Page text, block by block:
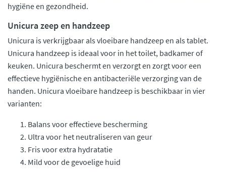
hygiëne en gezondheid.
Unicura zeep en handzeep
Unicura is verkrijgbaar als vloeibare handzeep en als tablet.
Unicura handzeep is ideaal voor in het toilet, badkamer of
keuken. Unicura beschermt en verzorgt en zorgt voor een
effectieve hygiënische en antibacteriële verzorging van de
handen. Unicura vloeibare handzeep is beschikbaar in vier
varianten:
Balans voor effectieve bescherming
Ultra voor het neutraliseren van geur
Fris voor extra hydratatie
Mild voor de gevoelige huid